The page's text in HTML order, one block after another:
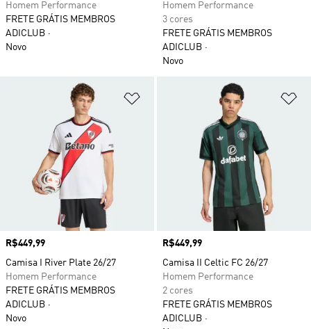
Homem Performance
FRETE GRÁTIS MEMBROS
ADICLUB
Novo
Homem Performance
3 cores
FRETE GRÁTIS MEMBROS
ADICLUB
Novo
Adicionar à Lista de Desejos
Preço
R$449,99
Camisa I River Plate 26/27
Homem Performance
FRETE GRÁTIS MEMBROS
ADICLUB
Novo
Preço
R$449,99
Camisa II Celtic FC 26/27
Homem Performance
2 cores
FRETE GRÁTIS MEMBROS
ADICLUB